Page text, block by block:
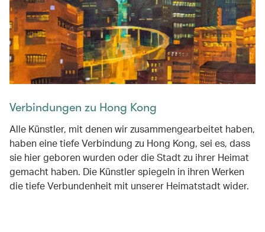
Verbindungen zu Hong Kong
Alle Künstler, mit denen wir zusammengearbeitet haben,
haben eine tiefe Verbindung zu Hong Kong, sei es, dass
sie hier geboren wurden oder die Stadt zu ihrer Heimat
gemacht haben. Die Künstler spiegeln in ihren Werken
die tiefe Verbundenheit mit unserer Heimatstadt wider.